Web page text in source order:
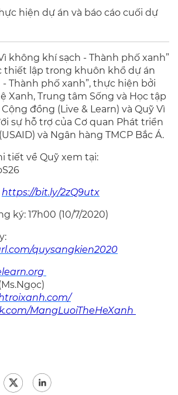
hiện dự án và báo cáo cuối dự
không khí sạch - Thành phố xanh”
thiết lập trong khuôn khổ dự án
- Thành phố xanh”, thực hiện bởi
Xanh, Trung tâm Sống và Học tập
đồng (Live & Learn) và Quỹ Vì
sự hỗ trợ của Cơ quan Phát triển
và Ngân hàng TMCP Bắc Á.
tiết về Quỹ xem tại:
https://bit.ly/2zQ9utx
ký: 17h00 (10/7/2020)
quysangkien2020
MangLuoiTheHeXanh